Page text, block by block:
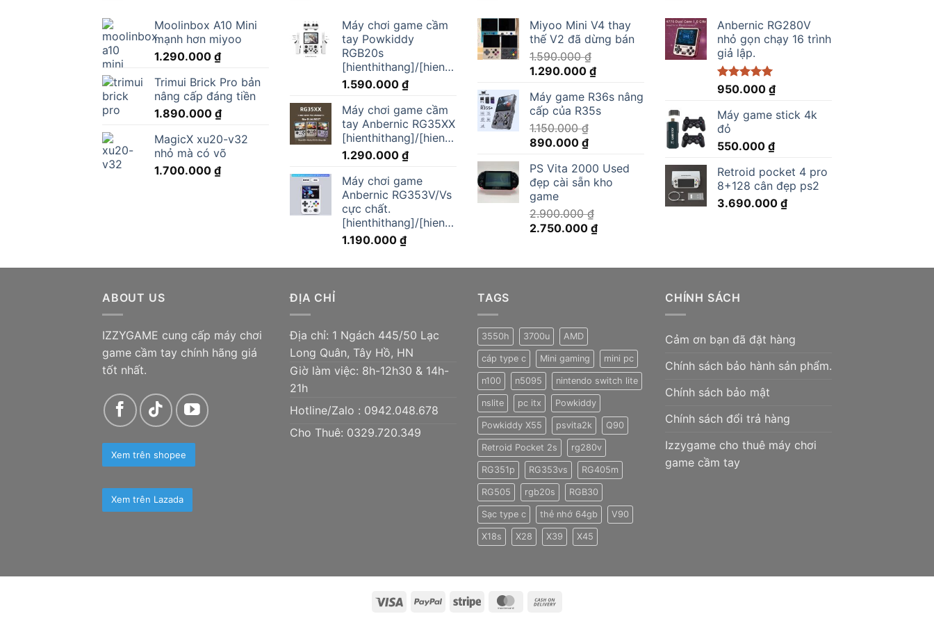
Moolinbox A10 Mini
mạnh hơn miyoo
1.290.000 ₫
Trimui Brick Pro bản
nâng cấp đáng tiền
1.890.000 ₫
MagicX xu20-v32
nhỏ mà có võ
1.700.000 ₫
Máy chơi game cầm
tay Powkiddy
RGB20s
[hienthithang]/[hienthinam]
1.590.000 ₫
Máy chơi game cầm
tay Anbernic RG35XX
[hienthithang]/[hienthinam]
1.290.000 ₫
Máy chơi game
Anbernic RG353V/Vs
cực chất.
[hienthithang]/[hienthinam]
1.190.000 ₫
Miyoo Mini V4 thay
thế V2 đã dừng bán
1.590.000₫
Giá
là:
1.590.000 ₫.
1.290.000 ₫Giá
tại
là:
Máy game R36s nâng
cấp của R35s
1.150.000₫
Giá
là:
1.150.000 ₫.
890.000 ₫Giá
tại
là:
PS Vita 2000 Used
đẹp cài sẵn kho
game
2.900.000₫
Giá
2.900.000 ₫.
2.750.000 ₫Giá
là:
Anbernic RG280V
nhỏ gọn chạy 16 trình
giả lập.
Được xếp
5 sao
950.000 ₫
Máy game stick 4k
đỏ
550.000 ₫
Retroid pocket 4 pro
8+128 cân đẹp ps2
3.690.000 ₫
ABOUT US
IZZYGAME cung cấp máy chơi
game cầm tay chính hãng giá
tốt nhất.
Xem trên shopee
Xem trên Lazada
ĐỊA CHỈ
Địa chỉ: 1 Ngách 445/50 Lạc
Long Quân, Tây Hồ, HN
Giờ làm việc: 8h-12h30 & 14h-
21h
Hotline/Zalo : 0942.048.678
Cho Thuê: 0329.720.349
TAGS
3550h 3700u AMD
cáp type c Mini gaming mini pc
n100 n5095 nintendo switch lite
nslite pc itx Powkiddy
Powkiddy X55 psvita2k Q90
Retroid Pocket 2s rg280v
RG351p RG353vs RG405m
RG505 rgb20s RGB30
Sạc type c thẻ nhớ 64gb V90
X18s X28 X39 X45
CHÍNH SÁCH
Cảm ơn bạn đã đặt hàng
Chính sách bảo hành sản phẩm.
Chính sách bảo mật
Chính sách đổi trả hàng
Izzygame cho thuê máy chơi
game cầm tay
Visa PayPal Stripe MasterCard